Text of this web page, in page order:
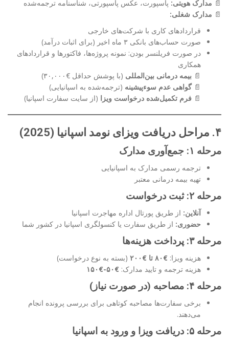
📄 مدارک هویتی: پاسپورت، عکس پاسپورتی، شناسنامه ترجمه‌شده
📄 مدارک شغلی:
قراردادهای کاری با شرکت‌های خارجی
صورت حساب‌های بانکی ۳ ماه اخیر (برای اثبات درآمد)
در صورت فریلنسر بودن: نمونه پروژه‌ها، فاکتورها و قراردادهای
همکاری
📄 بیمه درمانی بین‌المللی (با پوشش حداقل €۳۰,۰۰۰)
📄گواهی عدم سوءپیشینه (ترجمه‌شده به اسپانیایی)
📄 فرم تکمیل‌شده درخواست ویزا (از سایت سفارت اسپانیا)
۴. مراحل دریافت ویزای نومد اسپانیا (2025)
مرحله ۱: جمع‌آوری مدارک
ترجمه رسمی مدارک به اسپانیایی
تهیه بیمه درمانی معتبر
مرحله ۲: ثبت درخواست
آنلاین: از طریق پورتال اداره مهاجرت اسپانیا
حضوری: از طریق سفارت یا کنسولگری اسپانیا در کشور شما
مرحله ۳: پرداخت هزینه‌ها
هزینه ویزا: €۸۰ تا €۲۰۰
(بسته به نوع درخواست)
هزینه ترجمه و تایید مدارک: €۵۰-€۱۵۰
مرحله ۴: مصاحبه (در صورت نیاز)
برخی سفارت‌ها مصاحبه کوتاهی برای بررسی پرونده انجام
می‌دهند.
مرحله ۵: دریافت ویزا و ورود به اسپانیا